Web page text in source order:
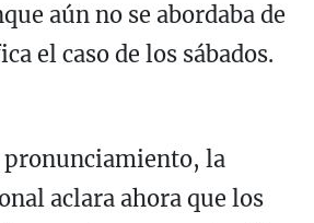
aún no se abordaba de
el caso de los sábados.
pronunciamiento, la
aclara ahora que los